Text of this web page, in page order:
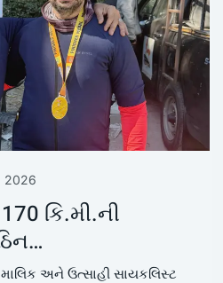
2026
કિ.મી.ની
અને ઉત્સાહી સાયકલિસ્ટ